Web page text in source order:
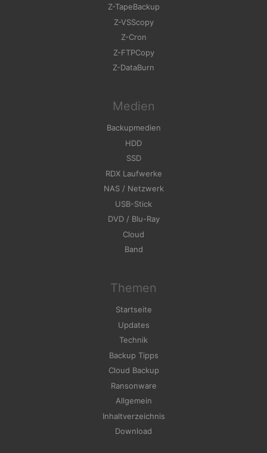
Z-TapeBackup
Z-VSScopy
Z-Cron
Z-FTPCopy
Z-DataBurn
Medien
Backupmedien
HDD
SSD
RDX Laufwerke
NAS / Netzwerk
USB-Stick
DVD / Blu-Ray
Cloud
Band
Themen
Startseite
Updates
Technik
Backup Tipps
Cloud Backup
Ransonware
Allgemein
Inhaltverzeichnis
Download